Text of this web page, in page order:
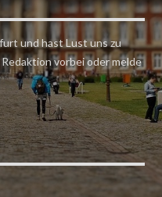
und hast Lust uns zu
vorbei oder melde